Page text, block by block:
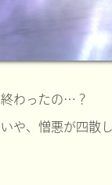
終わったの…？
いや、憎悪が四散